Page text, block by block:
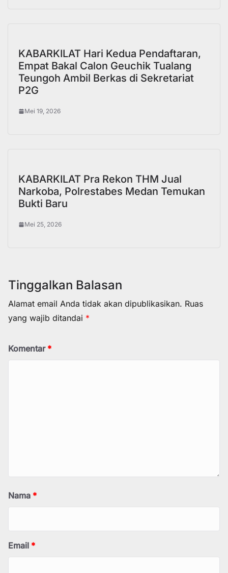
KABARKILAT Hari Kedua Pendaftaran,
Empat Bakal Calon Geuchik Tualang
Teungoh Ambil Berkas di Sekretariat
P2G
Mei 19, 2026
KABARKILAT Pra Rekon THM Jual
Narkoba, Polrestabes Medan Temukan
Bukti Baru
Mei 25, 2026
Tinggalkan Balasan
Alamat email Anda tidak akan dipublikasikan. Ruas
yang wajib ditandai *
Komentar *
Nama *
Email *